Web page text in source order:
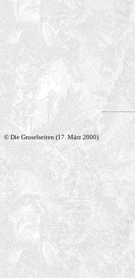
© Die Gruselseiten (17. März 2000)